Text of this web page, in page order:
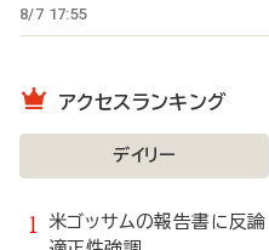
8/7 17:55
アクセスランキング
デイリー
米ゴッサムの報告書に反